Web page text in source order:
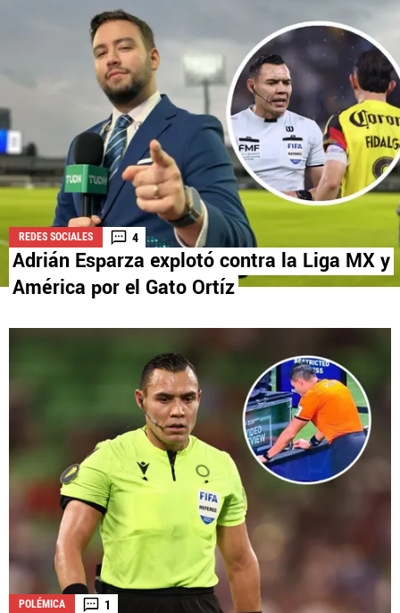
La aceptación de una de las ofertas presentadas en esta página
puede dar lugar a un pago a
Vamos Azul. Este pago puede influir en
cómo y dónde aparecen los operadores de juego en la página y en el
orden en que aparecen, pero no influye en nuestras evaluaciones.
REDES SOCIALES 4
Adrián Esparza explotó contra la Liga MX y
América por el Gato Ortíz
POLÉMICA 1